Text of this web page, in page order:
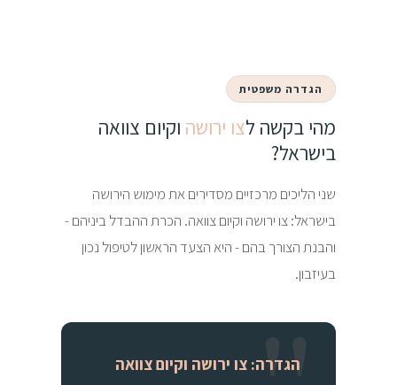
הגדרה משפטית
מהי בקשה לצו ירושה וקיום צוואה
בישראל?
שני הליכים מרכזיים מסדירים את מימוש הירושה
בישראל: צו ירושה וקיום צוואה. הכרת ההבדל ביניהם -
והבנת הצורך בהם - היא הצעד הראשון לטיפול נכון
בעיזבון.
הגדרה: צו ירושה וקיום צוואה